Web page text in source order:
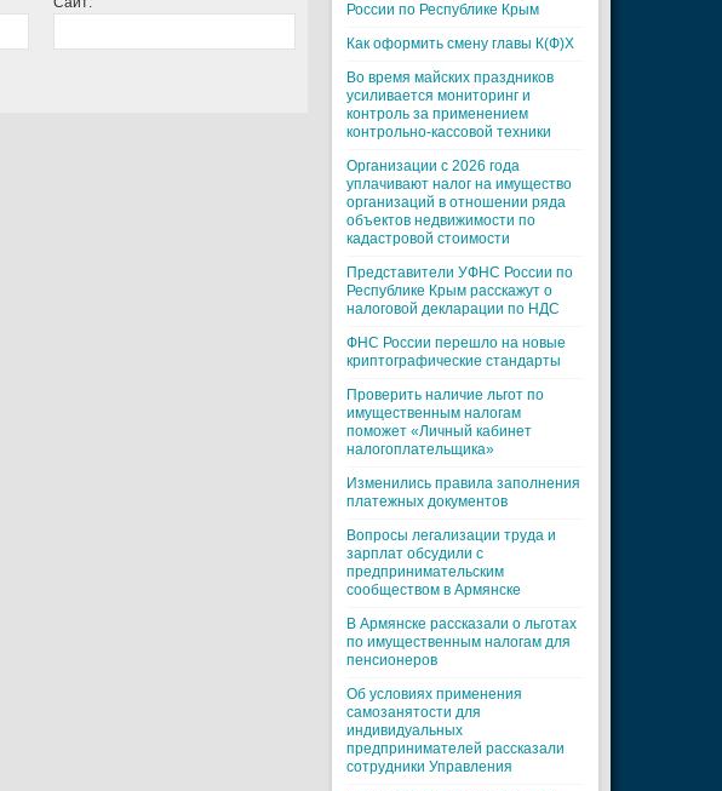
России по Республике Крым
Как оформить смену главы К(Ф)Х
Во время майских праздников
усиливается мониторинг и
контроль за применением
контрольно-кассовой техники
Организации с 2026 года
уплачивают налог на имущество
организаций в отношении ряда
объектов недвижимости по
кадастровой стоимости
Представители УФНС России по
Республике Крым расскажут о
налоговой декларации по НДС
ФНС России перешло на новые
криптографические стандарты
Проверить наличие льгот по
имущественным налогам
поможет «Личный кабинет
налогоплательщика»
Изменились правила заполнения
платежных документов
Вопросы легализации труда и
зарплат обсудили с
предпринимательским
сообществом в Армянске
В Армянске рассказали о льготах
по имущественным налогам для
пенсионеров
Об условиях применения
самозанятости для
индивидуальных
предпринимателей рассказали
сотрудники Управления